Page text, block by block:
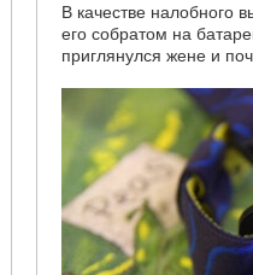
В качестве налобного
его собратом на
приглянулся жене и